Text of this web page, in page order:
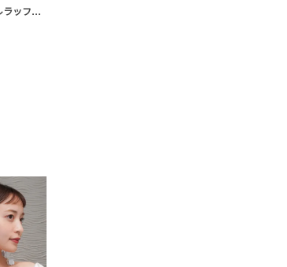
2wayチュールラッフルドレス〈PD-WDOR-341〉